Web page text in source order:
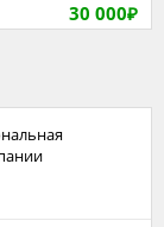
30 000₽